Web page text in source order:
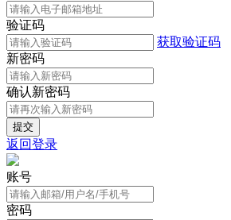
验证码
获取验证码
新密码
确认新密码
返回登录
账号
密码